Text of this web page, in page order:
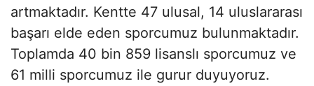
artmaktadır. Kentte 47 ulusal, 14 uluslararası
başarı elde eden sporcumuz bulunmaktadır.
Toplamda 40 bin 859 lisanslı sporcumuz ve
61 milli sporcumuz ile gurur duyuyoruz.